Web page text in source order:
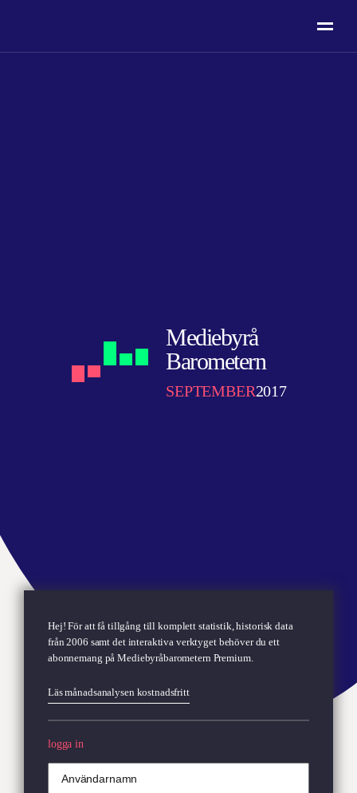
Mediebyrå
Barometern
SEPTEMBER2017
Hej! För att få tillgång till komplett statistik, historisk data
från 2006 samt det interaktiva verktyget behöver du ett
abonnemang påMediebyråbarometern Premium.
Läs månadsanalysen kostnadsfritt
logga in